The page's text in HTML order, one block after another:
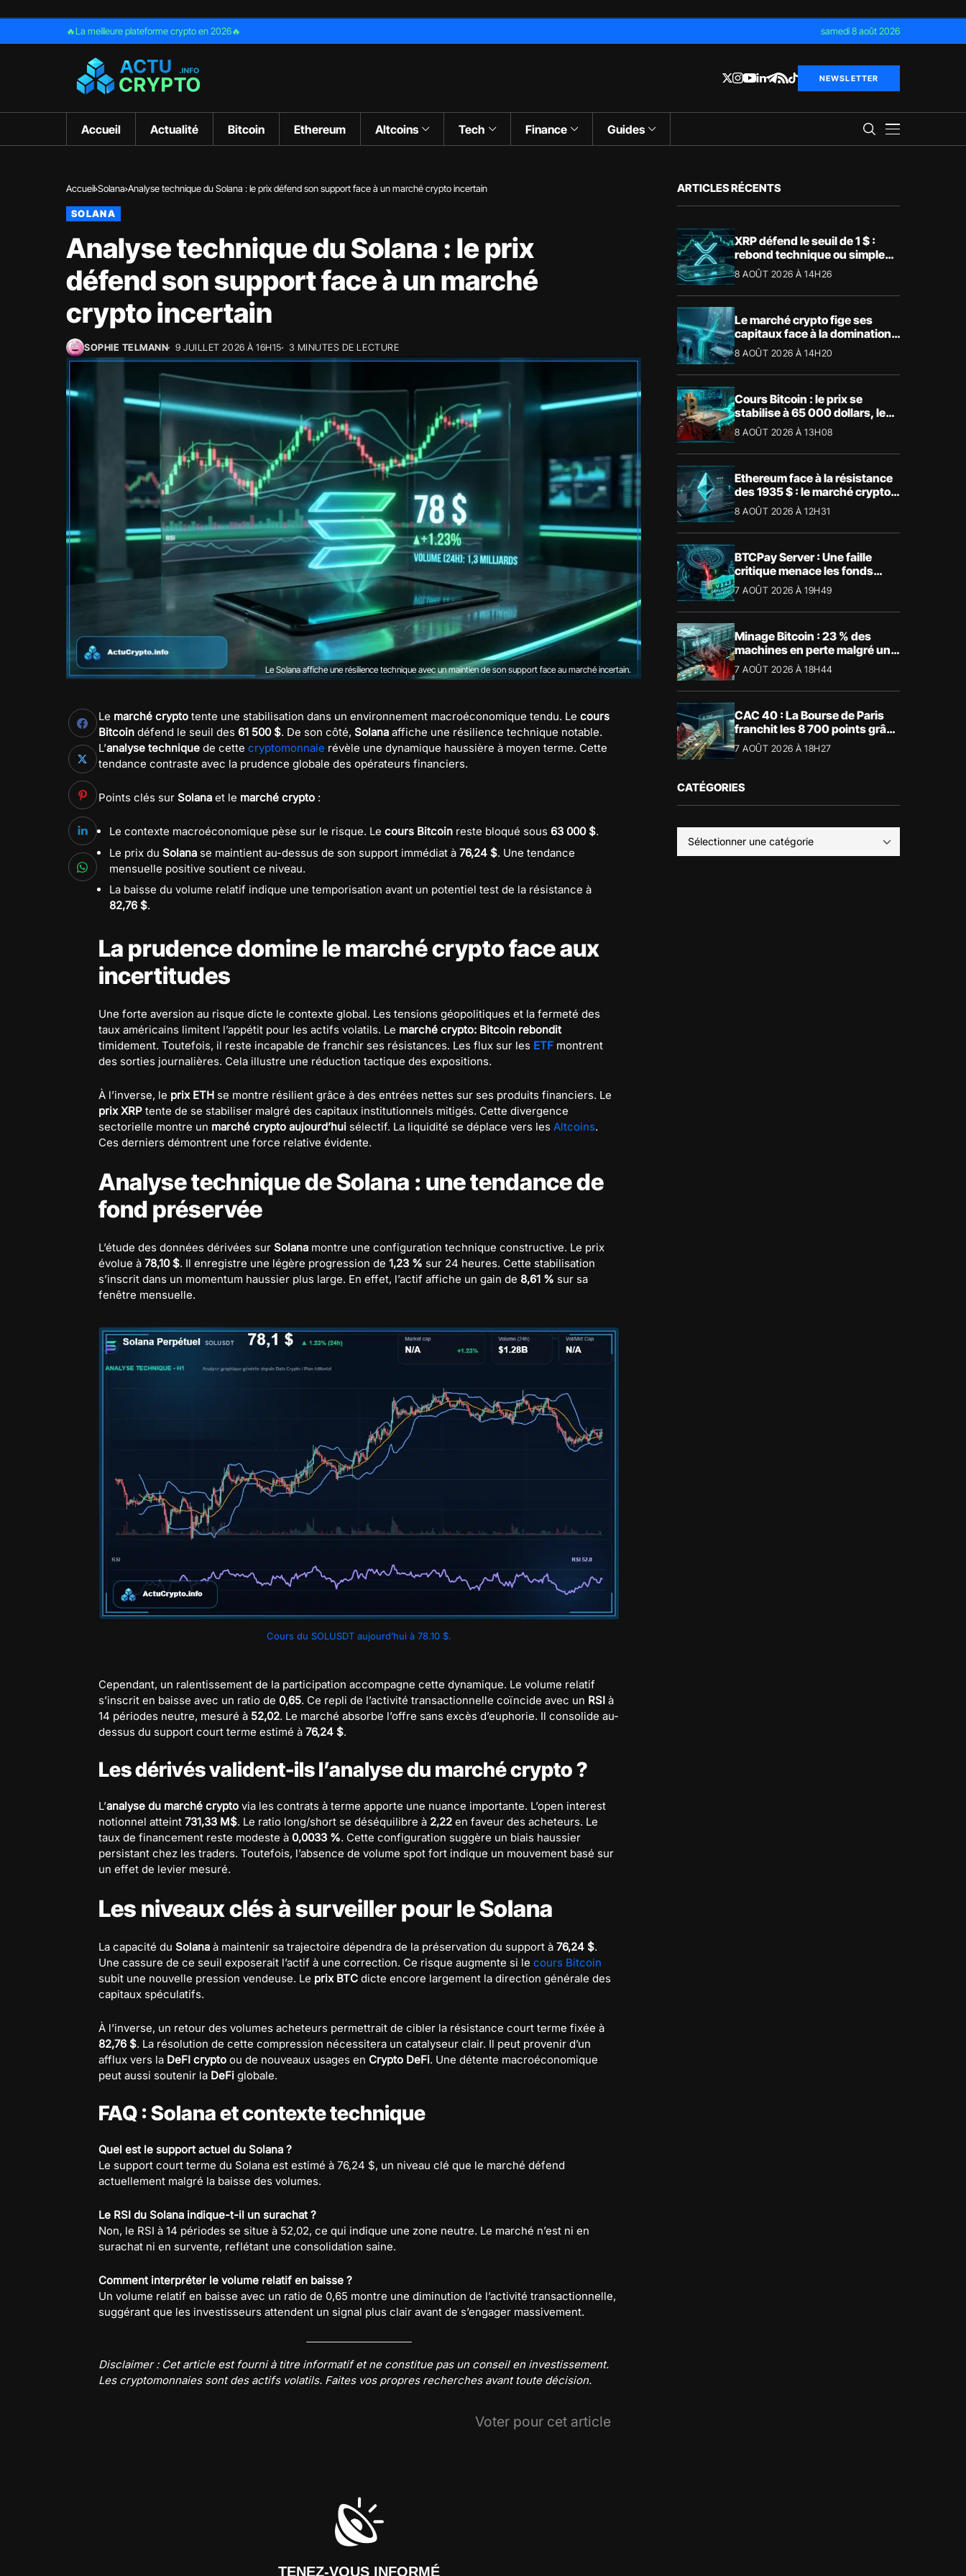
🔥La meilleure plateforme crypto en 2026🔥 samedi 8 août 2026
NEWSLETTER
Accueil Actualité Bitcoin Ethereum Altcoins Tech Finance Guides
Accueil Solana Analyse technique du Solana : le prix défend son support face à un marché crypto incertain
SOLANA
Analyse technique du Solana : le prix
défend son support face à un marché
crypto incertain
SOPHIE TELMANN 9 JUILLET 2026 À 16H15 3 MINUTES DE LECTURE
Le Solana affiche une résilience technique avec un maintien de son support face au marché incertain.
Le marché crypto tente une stabilisation dans un environnement macroéconomique tendu. Le cours
Bitcoin défend le seuil des 61 500 $. De son côté, Solana affiche une résilience technique notable.
L’analyse technique de cette cryptomonnaie révèle une dynamique haussière à moyen terme. Cette
tendance contraste avec la prudence globale des opérateurs financiers.
Points clés sur Solana et le marché crypto :
Le contexte macroéconomique pèse sur le risque. Le cours Bitcoin reste bloqué sous 63 000 $.
Le prix du Solana se maintient au-dessus de son support immédiat à 76,24 $. Une tendance
mensuelle positive soutient ce niveau.
La baisse du volume relatif indique une temporisation avant un potentiel test de la résistance à
82,76 $.
La prudence domine le marché crypto face aux
incertitudes
Une forte aversion au risque dicte le contexte global. Les tensions géopolitiques et la fermeté des
taux américains limitent l’appétit pour les actifs volatils. Le marché crypto: Bitcoin rebondit
timidement. Toutefois, il reste incapable de franchir ses résistances. Les flux sur les ETF montrent
des sorties journalières. Cela illustre une réduction tactique des expositions.
À l’inverse, le prix ETH se montre résilient grâce à des entrées nettes sur ses produits financiers. Le
prix XRP tente de se stabiliser malgré des capitaux institutionnels mitigés. Cette divergence
sectorielle montre un marché crypto aujourd’hui sélectif. La liquidité se déplace vers les Altcoins.
Ces derniers démontrent une force relative évidente.
Analyse technique de Solana : une tendance de
fond préservée
L’étude des données dérivées sur Solana montre une configuration technique constructive. Le prix
évolue à 78,10 $. Il enregistre une légère progression de 1,23 % sur 24 heures. Cette stabilisation
s’inscrit dans un momentum haussier plus large. En effet, l’actif affiche un gain de 8,61 % sur sa
fenêtre mensuelle.
Cours du SOLUSDT aujourd’hui à 78.10 $.
Cependant, un ralentissement de la participation accompagne cette dynamique. Le volume relatif
s’inscrit en baisse avec un ratio de 0,65. Ce repli de l’activité transactionnelle coïncide avec un RSI à
14 périodes neutre, mesuré à 52,02. Le marché absorbe l’offre sans excès d’euphorie. Il consolide au-
dessus du support court terme estimé à 76,24 $.
Les dérivés valident-ils l’analyse du marché crypto ?
L’analyse du marché crypto via les contrats à terme apporte une nuance importante. L’open interest
notionnel atteint 731,33 M$. Le ratio long/short se déséquilibre à 2,22 en faveur des acheteurs. Le
taux de financement reste modeste à 0,0033 %. Cette configuration suggère un biais haussier
persistant chez les traders. Toutefois, l’absence de volume spot fort indique un mouvement basé sur
un effet de levier mesuré.
Les niveaux clés à surveiller pour le Solana
La capacité du Solana à maintenir sa trajectoire dépendra de la préservation du support à 76,24 $.
Une cassure de ce seuil exposerait l’actif à une correction. Ce risque augmente si le cours Bitcoin
subit une nouvelle pression vendeuse. Le prix BTC dicte encore largement la direction générale des
capitaux spéculatifs.
À l’inverse, un retour des volumes acheteurs permettrait de cibler la résistance court terme fixée à
82,76 $. La résolution de cette compression nécessitera un catalyseur clair. Il peut provenir d’un
afflux vers la DeFI crypto ou de nouveaux usages en Crypto DeFi. Une détente macroéconomique
peut aussi soutenir la DeFi globale.
FAQ : Solana et contexte technique
Quel est le support actuel du Solana ?
Le support court terme du Solana est estimé à 76,24 $, un niveau clé que le marché défend
actuellement malgré la baisse des volumes.
Le RSI du Solana indique-t-il un surachat ?
Non, le RSI à 14 périodes se situe à 52,02, ce qui indique une zone neutre. Le marché n’est ni en
surachat ni en survente, reflétant une consolidation saine.
Comment interpréter le volume relatif en baisse ?
Un volume relatif en baisse avec un ratio de 0,65 montre une diminution de l’activité transactionnelle,
suggérant que les investisseurs attendent un signal plus clair avant de s’engager massivement.
Disclaimer : Cet article est fourni à titre informatif et ne constitue pas un conseil en investissement.
Les cryptomonnaies sont des actifs volatils. Faites vos propres recherches avant toute décision.
Voter pour cet article
TENEZ-VOUS INFORMÉ
ARTICLES RÉCENTS
XRP défend le seuil de 1 $ :
rebond technique ou simple
pause ?
8 AOÛT 2026 À 14H26
Le marché crypto fige ses
capitaux face à la domination
absolue de Bitcoin
8 AOÛT 2026 À 14H20
Cours Bitcoin : le prix se
stabilise à 65 000 dollars, les
niveaux clés à surveiller
8 AOÛT 2026 À 13H08
Ethereum face à la résistance
des 1935 $ : le marché crypto
retient son souffle
8 AOÛT 2026 À 12H31
BTCPay Server : Une faille
critique menace les fonds
Bitcoin
7 AOÛT 2026 À 19H49
Minage Bitcoin : 23 % des
machines en perte malgré un
BTC à 65 000 $
7 AOÛT 2026 À 18H44
CAC 40 : La Bourse de Paris
franchit les 8 700 points grâce
à la tech
7 AOÛT 2026 À 18H27
CATÉGORIES